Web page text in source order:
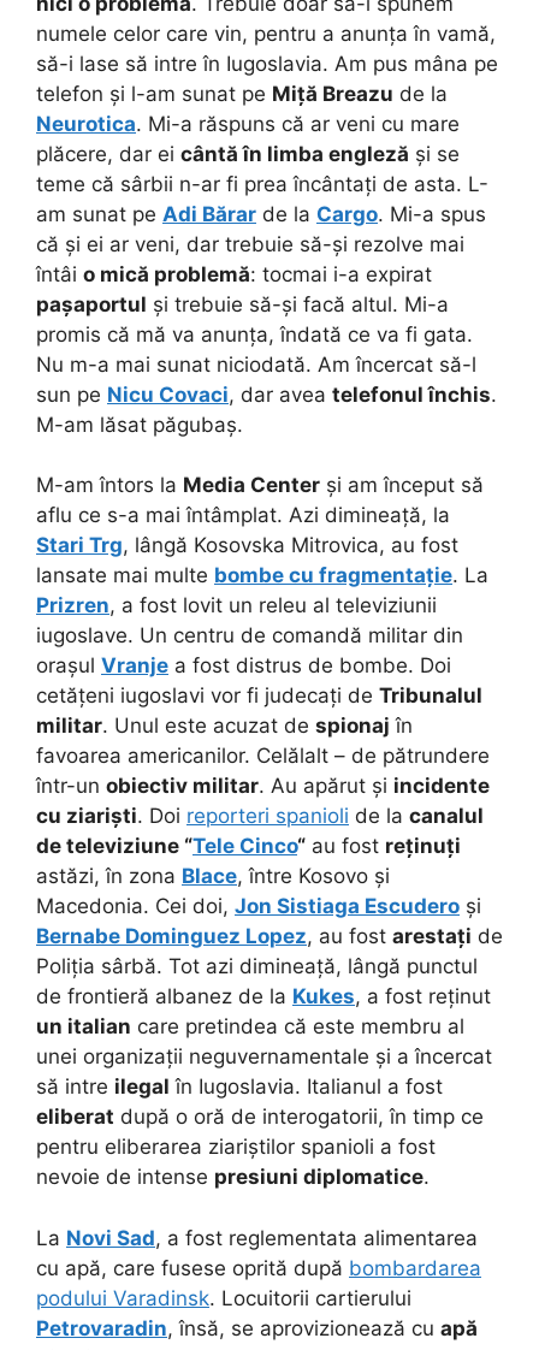
numele celor care vin, pentru a anunța în vamă,
să-i lase să intre în Iugoslavia. Am pus mâna pe
telefon și l-am sunat pe Miță Breazu de la
Neurotica. Mi-a răspuns că ar veni cu mare
plăcere, dar ei cântă în limba engleză și se
teme că sârbii n-ar fi prea încântați de asta. L-
am sunat pe Adi Bărar de la Cargo. Mi-a spus
că și ei ar veni, dar trebuie să-și rezolve mai
întâi o mică problemă: tocmai i-a expirat
pașaportul și trebuie să-și facă altul. Mi-a
promis că mă va anunța, îndată ce va fi gata.
Nu m-a mai sunat niciodată. Am încercat să-l
sun pe Nicu Covaci, dar avea telefonul închis.
M-am lăsat păgubaș.
M-am întors la Media Center și am început să
aflu ce s-a mai întâmplat. Azi dimineață, la
Stari Trg, lângă Kosovska Mitrovica, au fost
lansate mai multe bombe cu fragmentație. La
Prizren, a fost lovit un releu al televiziunii
iugoslave. Un centru de comandă militar din
orașul Vranje a fost distrus de bombe. Doi
cetățeni iugoslavi vor fi judecați de Tribunalul
militar. Unul este acuzat de spionaj în
favoarea americanilor. Celălalt – de pătrundere
într-un obiectiv militar. Au apărut și incidente
cu ziariști. Doi reporteri spanioli de la canalul
de televiziune “Tele Cinco“ au fost reținuți
astăzi, în zona Blace, între Kosovo și
Macedonia. Cei doi, Jon Sistiaga Escudero și
Bernabe Dominguez Lopez, au fost arestați de
Poliția sârbă. Tot azi dimineață, lângă punctul
de frontieră albanez de la Kukes, a fost reținut
un italian care pretindea că este membru al
unei organizații neguvernamentale și a încercat
să intre ilegal în Iugoslavia. Italianul a fost
eliberat după o oră de interogatorii, în timp ce
pentru eliberarea ziariștilor spanioli a fost
nevoie de intense presiuni diplomatice.
La Novi Sad, a fost reglementata alimentarea
cu apă, care fusese oprită după bombardarea
podului Varadinsk. Locuitorii cartierului
Petrovaradin, însă, se aprovizionează cu apă